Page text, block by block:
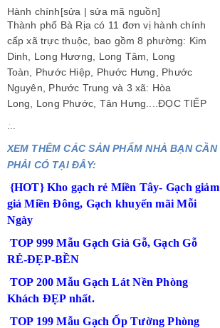
Hành chính[sửa |sửa mã nguồn]
Thành phố Bà Rịa có 11 đơn vị hành chính
cấp xã trực thuộc, bao gồm 8 phường: Kim
Dinh
Long Hương Long Tâm
Long
Toàn
Phước Hiệp Phước Hưng
Phước
Nguyên
Phước Trung và 3 xã: Hòa
Long
Long Phước Tân Hưng ....ĐỌC TIẾP
...
XEM THÊM CÁC SẢN PHẨM NHÀ BẠN CẦN
PHẢI CÓ TẠI ĐÂY:
{HOT} Kho gạch rẻ Miền Tây- Gạch giảm
giá Miền Đông, Gạch khuyến mãi Mỗi
Ngày
TOP 999 Mẫu Gạch Giả Gỗ, Gạch Gỗ
RẺ-ĐẸP-BỀN
TOP 200 Mẫu Gạch Lát Nền Phòng
Khách ĐẸP nhất.
TOP 199 Mẫu Gạch Ốp Tường Phòng